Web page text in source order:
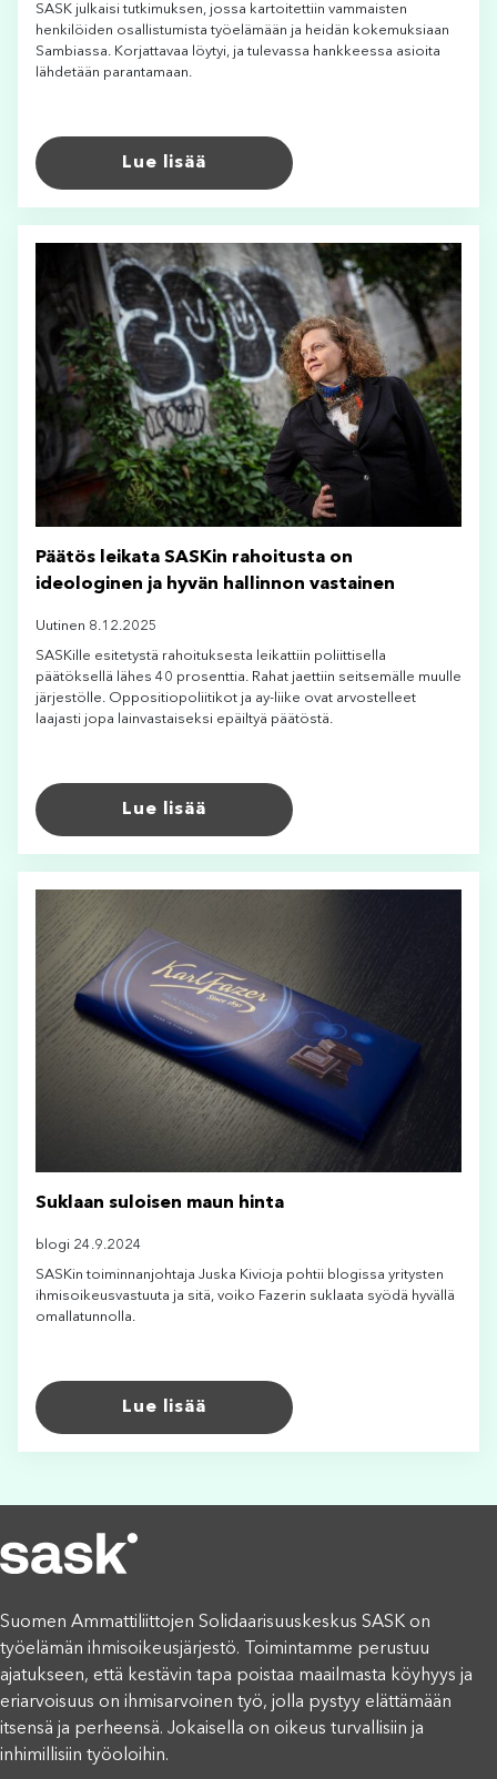
SASK julkaisi tutkimuksen, jossa kartoitettiin vammaisten
henkilöiden osallistumista työelämään ja heidän kokemuksiaan
Sambiassa. Korjattavaa löytyi, ja tulevassa hankkeessa asioita
lähdetään parantamaan.
Lue lisää
Päätös leikata SASKin rahoitusta on
ideologinen ja hyvän hallinnon vastainen
Uutinen 8.12.2025
SASKille esitetystä rahoituksesta leikattiin poliittisella
päätöksellä lähes 40 prosenttia. Rahat jaettiin seitsemälle muulle
järjestölle. Oppositiopoliitikot ja ay-liike ovat arvostelleet
laajasti jopa lainvastaiseksi epäiltyä päätöstä.
Lue lisää
Suklaan suloisen maun hinta
blogi 24.9.2024
SASKin toiminnanjohtaja Juska Kivioja pohtii blogissa yritysten
ihmisoikeusvastuuta ja sitä, voiko Fazerin suklaata syödä hyvällä
omallatunnolla.
Lue lisää
Suomen Ammattiliittojen Solidaarisuuskeskus SASK on
työelämän ihmisoikeusjärjestö. Toimintamme perustuu
ajatukseen, että kestävin tapa poistaa maailmasta köyhyys ja
eriarvoisuus on ihmisarvoinen työ, jolla pystyy elättämään
itsensä ja perheensä. Jokaisella on oikeus turvallisiin ja
inhimillisiin työoloihin.